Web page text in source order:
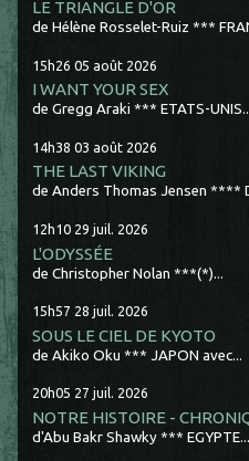
LE TRIANGLE D'OR
de Hélène Rosselet-Ruiz ***
15h26 05 août 2026
I WANT YOUR SEX
de Gregg Araki *** ETATS-
14h38 03 août 2026
THE LAST VIKING
de Anders Thomas Jensen ****
12h10 29 juil. 2026
L'ODYSSÉE
de Christopher Nolan ***(*)...
15h57 28 juil. 2026
SOUS LE CIEL DE KYOTO
de Akiko Oku *** JAPON avec...
20h05 27 juil. 2026
NOTRE HISTOIRE -
d'Abu Bakr Shawky *** EGYPTE...